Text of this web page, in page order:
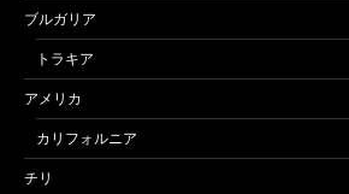
ブルガリア
トラキア
アメリカ
カリフォルニア
チリ